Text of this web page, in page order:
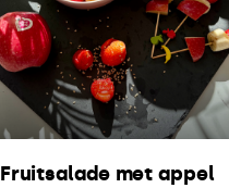
Fruitsalade met appel